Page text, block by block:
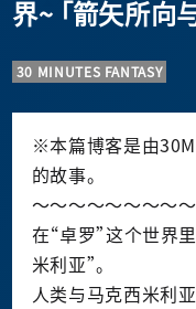
界~ 「箭矢所向
30 MINUTES FANTASY
※本篇博客是由
的故事。
～～～～～～～～
在“卓罗”这个世界
米利亚”。
人类与马克西米利